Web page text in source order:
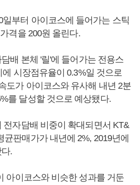
부터 아이코스에 들어가는 스틱
격을 200원 올린다.
배 본체 '릴'에 들어가는 전용스
에 시장점유율이 0.3%일 것으로
도가 아이코스와 유사해 내년 2분
를 달성할 것으로 예상됐다.
전자담배 비중이 확대되면서 KT&
판매가가 내년에 2%, 2019년에
.
아이코스와 비슷한 성과를 거둔